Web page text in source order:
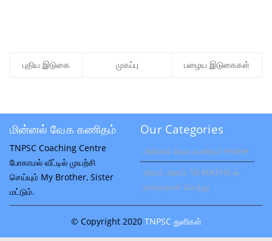
புதிய இடுகை பழைய இடுகைகள்
முகப்பு
மின்னல் வேக கணிதம்
TNPSC Coaching Centre
போகாமல் வீட்டில் முயற்சி
செய்யும் My Brother, Sister
மட்டும்.
Our Categories
மின்னல் வேக கணிதம் Home
தினம் தினம் 10 MATHS-ல்
நாங்கதான் கெத்து
© Copyright 2020 TNPSC துளிகள்